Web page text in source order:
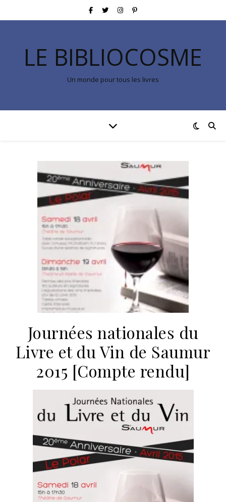
LE BIBLIOCOSME
Un monde pour tous les livres
Journées nationales du
Livre et du Vin de Saumur
2015 [Compte rendu]